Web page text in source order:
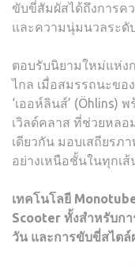
ขับขี่สัมผัสได้ถึงการค
และความนุ่มนวลระดั
ตอบรับนิยามใหม่แห่ง
ไกล เมื่อสมรรถนะขอ
‘เออห์ลินส์’ (Öhlins)
เวิลด์คลาส ที่ช่วยหล
เดียวกัน มอบเสถียรภ
อย่างเหนือชั้นในทุกเส้
เทคโนโลยี
Scooter ทั้งสำหรับก
วัน และการขับขี่สไต